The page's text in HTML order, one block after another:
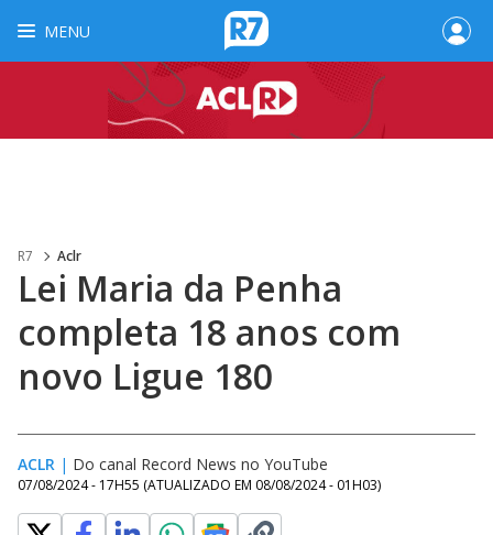
MENU
R7 Aclr
Lei Maria da Penha
completa 18 anos com
novo Ligue 180
ACLR | Do canal Record News no YouTube
07/08/2024 - 17H55 (ATUALIZADO EM 08/08/2024 - 01H03)